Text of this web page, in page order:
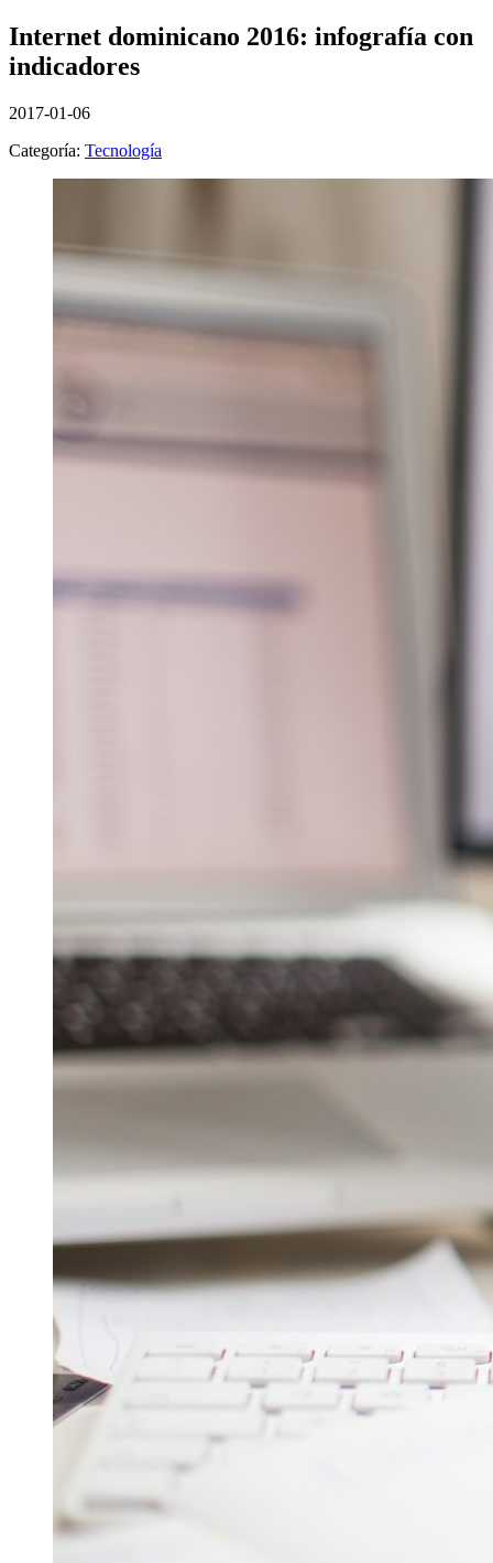
Internet dominicano 2016: infografía con
indicadores
2017-01-06
Categoría: Tecnología